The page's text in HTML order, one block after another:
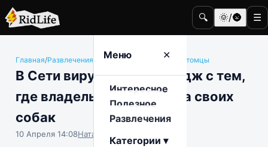
🔍 🌞/🌚 ☰
Меню ✕
Интересное
Полезное
Развлечения
Категории ▾
Главная/Развлечения Животные и домашние питомцы
В Сети вирусится челлендж с тем,
где владельцы гавкают на своих
собак
10 Апреля 14:08Наталья Герасимова